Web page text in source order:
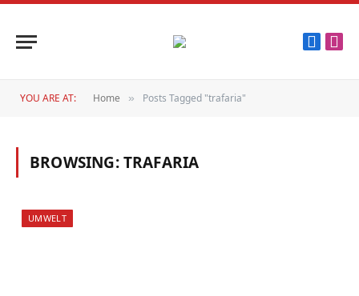
YOU ARE AT: Home » Posts Tagged "trafaria"
BROWSING:TRAFARIA
UMWELT